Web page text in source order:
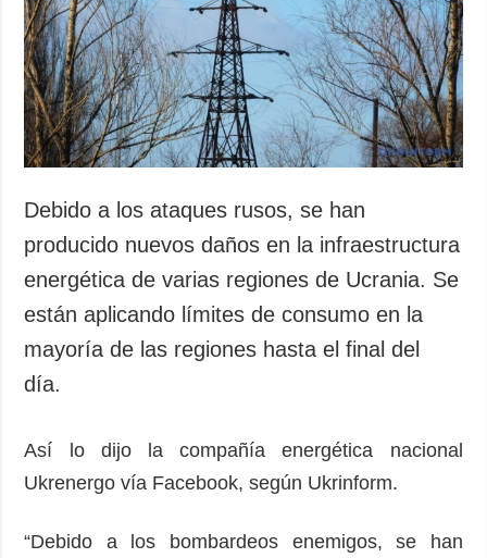
Debido a los ataques rusos, se han
producido nuevos daños en la infraestructura
energética de varias regiones de Ucrania. Se
están aplicando límites de consumo en la
mayoría de las regiones hasta el final del
día.
Así lo dijo la compañía energética nacional
Ukrenergo vía Facebook, según Ukrinform.
“Debido a los bombardeos enemigos, se han